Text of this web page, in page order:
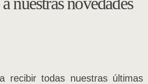
recibir todas nuestras últimas